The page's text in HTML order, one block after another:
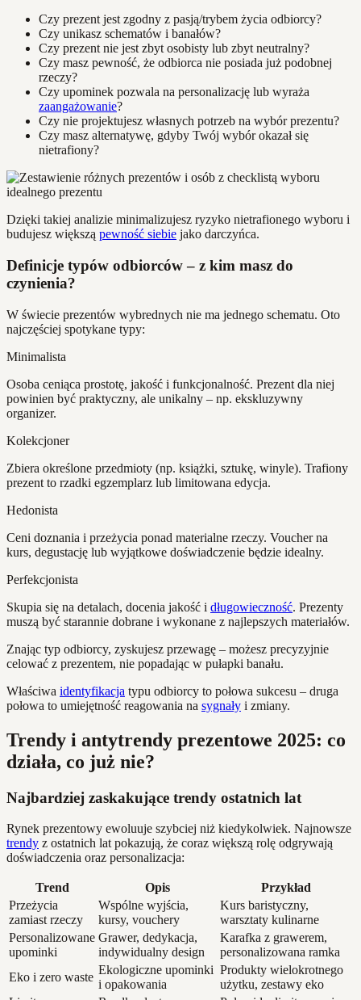
Czy prezent jest zgodny z pasją/trybem życia odbiorcy?
Czy unikasz schematów i banałów?
Czy prezent nie jest zbyt osobisty lub zbyt neutralny?
Czy masz pewność, że odbiorca nie posiada już podobnej
rzeczy?
Czy upominek pozwala na personalizację lub wyraża
zaangażowanie?
Czy nie projektujesz własnych potrzeb na wybór prezentu?
Czy masz alternatywę, gdyby Twój wybór okazał się
nietrafiony?
Dzięki takiej analizie minimalizujesz ryzyko nietrafionego wyboru i
budujesz większą pewność siebie jako darczyńca.
Definicje typów odbiorców – z kim masz do
czynienia?
W świecie prezentów wybrednych nie ma jednego schematu. Oto
najczęściej spotykane typy:
Minimalista
Osoba ceniąca prostotę, jakość i funkcjonalność. Prezent dla niej
powinien być praktyczny, ale unikalny – np. ekskluzywny
organizer.
Kolekcjoner
Zbiera określone przedmioty (np. książki, sztukę, winyle). Trafiony
prezent to rzadki egzemplarz lub limitowana edycja.
Hedonista
Ceni doznania i przeżycia ponad materialne rzeczy. Voucher na
kurs, degustację lub wyjątkowe doświadczenie będzie idealny.
Perfekcjonista
Skupia się na detalach, docenia jakość i długowieczność. Prezenty
muszą być starannie dobrane i wykonane z najlepszych materiałów.
Znając typ odbiorcy, zyskujesz przewagę – możesz precyzyjnie
celować z prezentem, nie popadając w pułapki banału.
Właściwa identyfikacja typu odbiorcy to połowa sukcesu – druga
połowa to umiejętność reagowania na sygnały i zmiany.
Trendy i antytrendy prezentowe 2025: co
działa, co już nie?
Najbardziej zaskakujące trendy ostatnich lat
Rynek prezentowy ewoluuje szybciej niż kiedykolwiek. Najnowsze
trendy z ostatnich lat pokazują, że coraz większą rolę odgrywają
doświadczenia oraz personalizacja:
Trend Opis
Przykład
Przeżycia
zamiast rzeczy
Wspólne wyjścia,
kursy, vouchery
Kurs baristyczny,
warsztaty kulinarne
Personalizowane
upominki
Grawer, dedykacja,
indywidualny design
Karafka z grawerem,
personalizowana ramka
Eko i zero waste
Ekologiczne upominki
i opakowania
Produkty wielokrotnego
użytku, zestawy eko